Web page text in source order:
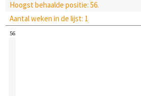
Hoogst behaalde positie: 56.
Aantal weken in de lijst: 1
56